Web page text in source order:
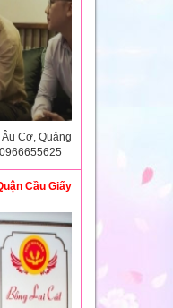
Âu Cơ, Quảng
Cầu Giấy